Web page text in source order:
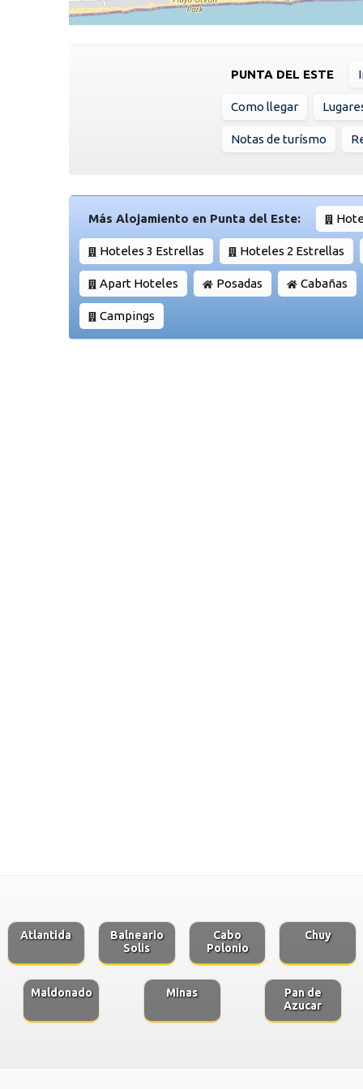
PUNTA DEL ESTE
Como llegar
Notas de turísmo
Más Alojamiento en Punta del Este:
Hoteles 3 Estrellas Hoteles 2 Estrellas
Apart Hoteles Posadas Cabañas
Campings
Atlantida
Balneario
Solis
Cabo
Polonio
Chuy
Maldonado Minas
Pan de
Azucar